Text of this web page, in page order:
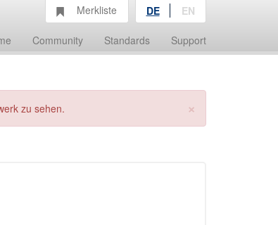
Community Standards Support
Merkliste DE EN
×
zu sehen.